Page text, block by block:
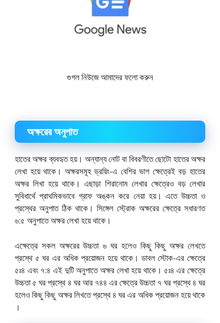
গুগল নিউজে আমাদের ফলো করুন
অক্ষরের অনুপাত
হাতের অক্ষর ব্যবহৃত হয়। অন্যান্য নোট বা বিবরণীতে ছোটো হাতের অক্ষর
লেখা হয়ে থাকে। অক্ষরসমূহ ড্রয়িং-এ বেশির ভাগ ক্ষেত্রেই বড় হাতের
অক্ষর লিখা হয়ে থাকে। এছাড়া শিরানোম লেখার ক্ষেত্রেও বড় লেখার
সুবিধার্থে প্রাথমিকভাবে গ্রাফ অঙ্কন করে নেয়া হয়। এতে উচ্চতা ও
প্রস্থের অনুপাত ঠিক থাকে। সিঙ্গেল স্ট্রোক অক্ষরের ক্ষেত্রে সধারণত
৬:৫ অনুপাতে অক্ষর লেখা হয়ে থাকে।
এক্ষেত্রে সকল অক্ষরের উচ্চতা ৬ ঘর হলেও কিছু কিছু অক্ষর লেখতে
প্রস্থে ৫ ঘর এর অধিক প্রয়োজন হয়ে থাকে। ডাবল স্টোক-এর ক্ষেত্রে
৫ঃ৪ এবং ৭:৪ এই দুটি অনুপাতে অক্ষর লেখা হয়ে থাকে। ৫ঃ৪ এর ক্ষেত্রে
উচ্চতা ৫ ঘর প্রস্থে ৪ ঘর আর ৭৪৪ এর ক্ষেত্রে উচ্চতা ৭ ঘর প্রস্থে ৪ ঘর
হলেও কিছু কিছু অক্ষর লিখতে প্রস্থে ৪ ঘর এর অধিক প্রয়োজন হয়ে থাকে
।